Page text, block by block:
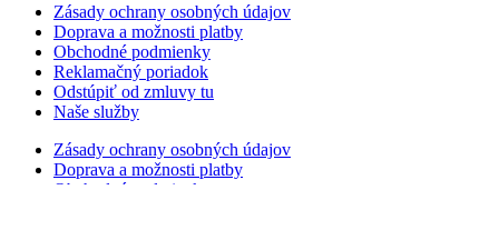
Zásady ochrany osobných údajov
Doprava a možnosti platby
Obchodné podmienky
Reklamačný poriadok
Odstúpiť od zmluvy tu
Naše služby
Zásady ochrany osobných údajov
Doprava a možnosti platby
Obchodné podmienky